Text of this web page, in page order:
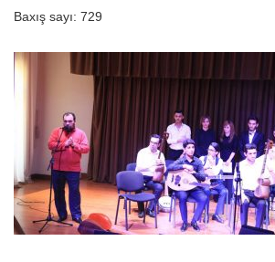
Baxış sayı: 729